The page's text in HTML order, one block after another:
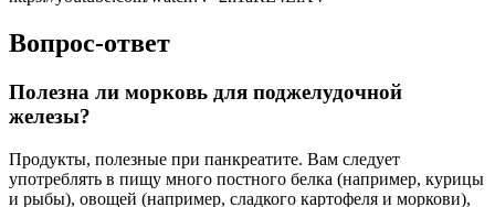
Вопрос-ответ
Полезна ли морковь для поджелудочной
железы?
Продукты, полезные при панкреатите. Вам следует
употреблять в пищу много постного белка (например, курицы
и рыбы), овощей (например, сладкого картофеля и моркови),